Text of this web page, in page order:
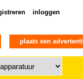
inloggen
plaats een